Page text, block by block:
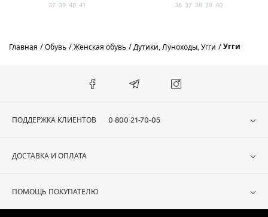
37 39 40 41 36 37 38 39 40
Главная Обувь Женская обувь Дутики, Луноходы, Угги Угги
ПОДДЕРЖКА КЛИЕНТОВ 0 800 21-70-05
ДОСТАВКА И ОПЛАТА
ПОМОЩЬ ПОКУПАТЕЛЮ